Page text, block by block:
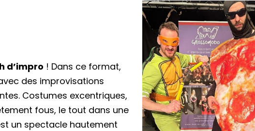
d’impro ! Dans ce format,
des improvisations
Costumes excentriques,
fous, le tout dans une
un spectacle hautement